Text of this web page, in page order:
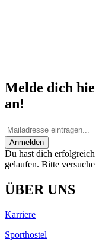
Melde dich
an!
Anmelden
Du hast dich
gelaufen. Bitte versuche
ÜBER UNS
Karriere
Sporthostel